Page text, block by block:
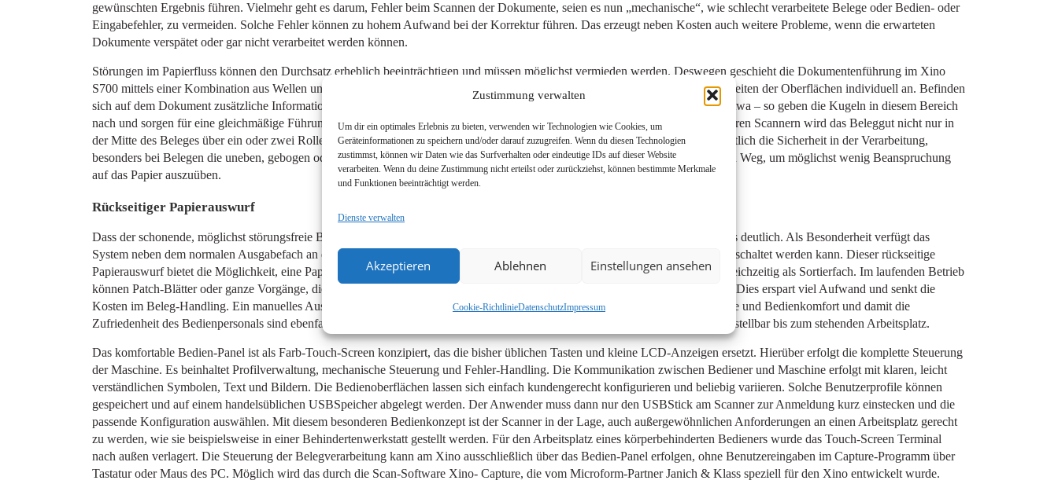
Zustimmung verwalten
Um dir ein optimales Erlebnis zu bieten, verwenden wir Technologien wie Cookies, um
Geräteinformationen zu speichern und/oder darauf zuzugreifen. Wenn du diesen Technologien
zustimmst, können wir Daten wie das Surfverhalten oder eindeutige IDs auf dieser Website
verarbeiten. Wenn du deine Zustimmung nicht erteilst oder zurückziehst, können bestimmte Merkmale
und Funktionen beeinträchtigt werden.
Dienste verwalten
Akzeptieren Ablehnen Einstellungen ansehen
Cookie-RichtlinieDatenschutzImpressum
gewünschten Ergebnis führen. Vielmehr geht es darum, Fehler beim Scannen der Dokumente, seien es nun „mechanische“, wie schlecht verarbeitete Belege oder Bedien- oder
Eingabefehler, zu vermeiden. Solche Fehler können zu hohem Aufwand bei der Korrektur führen. Das erzeugt neben Kosten auch weitere Probleme, wenn die erwarteten
Dokumente verspätet oder gar nicht verarbeitet werden können.
Störungen im Papierfluss können den Durchsatz erheblich beeinträchtigen und müssen möglichst vermieden werden. Deswegen geschieht die Dokumentenführung im Xino
S700 mittels einer Kombination aus Wellen und Kugeln: Die Kugeln sind einzeln flexibel gelagert und passen sich den Gegebenheiten der Oberflächen individuell an. Befinden
sich auf dem Dokument zusätzliche Informationen – ein aufgeklebtes Bild, ein angeklammerter Zettel oder ein dicker Aufkleber etwa – so geben die Kugeln in diesem Bereich
nach und sorgen für eine gleichmäßige Führung. Selbst Papiere mit zwei Millimeter Dicke sind kein Problem. Anders als bei anderen Scannern wird das Beleggut nicht nur in
der Mitte des Beleges über ein oder zwei Rollenpaare geführt. Im Xino besteht der Kontakt über die ganze Breite. Das erhöht deutlich die Sicherheit in der Verarbeitung,
besonders bei Belegen die uneben, gebogen oder geknickt sind. Zusätzlich erfolgt die Belegumlenkung über einen sanften, langen Weg, um möglichst wenig Beanspruchung
auf das Papier auszuüben.
Rückseitiger Papierauswurf
Dass der schonende, möglichst störungsfreie Belegtransport beim Xino im Vordergrund steht, wird auch in der Größe des Systems deutlich. Als Besonderheit verfügt das
System neben dem normalen Ausgabefach an der Vorderseite auch über eine Papierausgabe an der Rückseite, die bei Bedarf zugeschaltet werden kann. Dieser rückseitige
Papierauswurf bietet die Möglichkeit, eine Papierumlenkung komplett zu vermeiden. Der rückseitige Papierauswurf dient auch gleichzeitig als Sortierfach. Im laufenden Betrieb
können Patch-Blätter oder ganze Vorgänge, die zwischen Patch-Blättern liegen, ohne Transportunterbrechung aussortiert werden. Dies erspart viel Aufwand und senkt die
Kosten im Beleg-Handling. Ein manuelles Aussortieren entfällt, Patch- Blätter können leicht wiederverwendet werden. Ergonomie und Bedienkomfort und damit die
Zufriedenheit des Bedienpersonals sind ebenfalls ein wichtiger Faktor für Produktivität. Der Xino ist optional motorisch höhenverstellbar bis zum stehenden Arbeitsplatz.
Das komfortable Bedien-Panel ist als Farb-Touch-Screen konzipiert, das die bisher üblichen Tasten und kleine LCD-Anzeigen ersetzt. Hierüber erfolgt die komplette Steuerung
der Maschine. Es beinhaltet Profilverwaltung, mechanische Steuerung und Fehler-Handling. Die Kommunikation zwischen Bediener und Maschine erfolgt mit klaren, leicht
verständlichen Symbolen, Text und Bildern. Die Bedienoberflächen lassen sich einfach kundengerecht konfigurieren und beliebig variieren. Solche Benutzerprofile können
gespeichert und auf einem handelsüblichen USBSpeicher abgelegt werden. Der Anwender muss dann nur den USBStick am Scanner zur Anmeldung kurz einstecken und die
passende Konfiguration auswählen. Mit diesem besonderen Bedienkonzept ist der Scanner in der Lage, auch außergewöhnlichen Anforderungen an einen Arbeitsplatz gerecht
zu werden, wie sie beispielsweise in einer Behindertenwerkstatt gestellt werden. Für den Arbeitsplatz eines körperbehinderten Bedieners wurde das Touch-Screen Terminal
nach außen verlagert. Die Steuerung der Belegverarbeitung kann am Xino ausschließlich über das Bedien-Panel erfolgen, ohne Benutzereingaben im Capture-Programm über
Tastatur oder Maus des PC. Möglich wird das durch die Scan-Software Xino- Capture, die vom Microform-Partner Janich & Klass speziell für den Xino entwickelt wurde.